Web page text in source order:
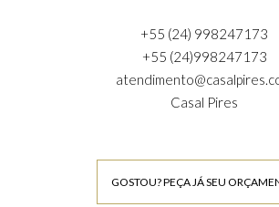
+55 (24) 998247173
+55 (24)998247173
Casal Pires
GOSTOU? PEÇA JÁ SEU